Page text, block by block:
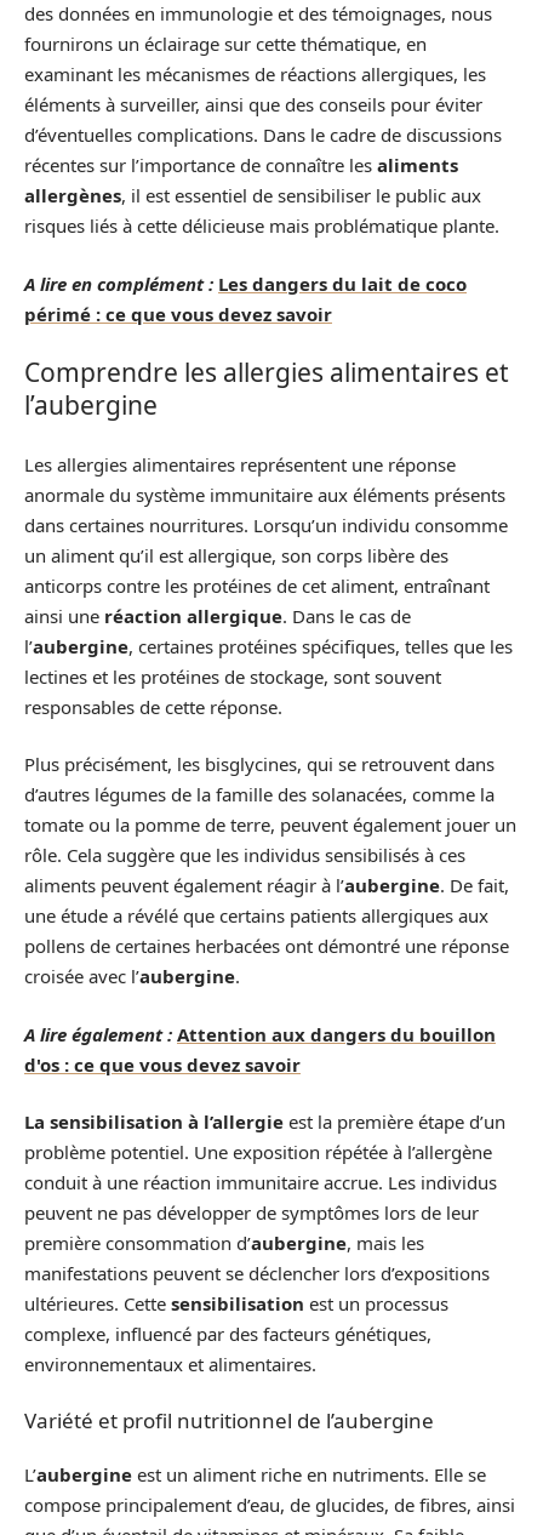
des données en immunologie et des témoignages, nous
fournirons un éclairage sur cette thématique, en
examinant les mécanismes de réactions allergiques, les
éléments à surveiller, ainsi que des conseils pour éviter
d’éventuelles complications. Dans le cadre de discussions
récentes sur l’importance de connaître les aliments
allergènes, il est essentiel de sensibiliser le public aux
risques liés à cette délicieuse mais problématique plante.
A lire en complément : Les dangers du lait de coco
périmé : ce que vous devez savoir
Comprendre les allergies alimentaires et
l’aubergine
Les allergies alimentaires représentent une réponse
anormale du système immunitaire aux éléments présents
dans certaines nourritures. Lorsqu’un individu consomme
un aliment qu’il est allergique, son corps libère des
anticorps contre les protéines de cet aliment, entraînant
ainsi une réaction allergique. Dans le cas de
l’aubergine, certaines protéines spécifiques, telles que les
lectines et les protéines de stockage, sont souvent
responsables de cette réponse.
Plus précisément, les bisglycines, qui se retrouvent dans
d’autres légumes de la famille des solanacées, comme la
tomate ou la pomme de terre, peuvent également jouer un
rôle. Cela suggère que les individus sensibilisés à ces
aliments peuvent également réagir à l’aubergine. De fait,
une étude a révélé que certains patients allergiques aux
pollens de certaines herbacées ont démontré une réponse
croisée avec l’aubergine.
A lire également : Attention aux dangers du bouillon
d'os : ce que vous devez savoir
La sensibilisation à l’allergie est la première étape d’un
problème potentiel. Une exposition répétée à l’allergène
conduit à une réaction immunitaire accrue. Les individus
peuvent ne pas développer de symptômes lors de leur
première consommation d’aubergine, mais les
manifestations peuvent se déclencher lors d’expositions
ultérieures. Cette sensibilisation est un processus
complexe, influencé par des facteurs génétiques,
environnementaux et alimentaires.
Variété et profil nutritionnel de l’aubergine
L’aubergine est un aliment riche en nutriments. Elle se
compose principalement d’eau, de glucides, de fibres, ainsi